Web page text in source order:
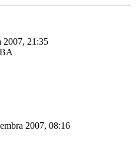
2007, 21:35
2007, 08:16